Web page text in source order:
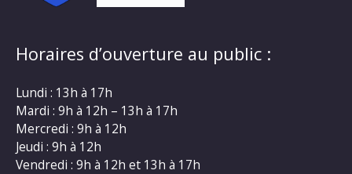
Horaires d’ouverture au public :
Lundi : 13h à 17h
Mardi : 9h à 12h – 13h à 17h
Mercredi : 9h à 12h
Jeudi : 9h à 12h
Vendredi : 9h à 12h et 13h à 17h